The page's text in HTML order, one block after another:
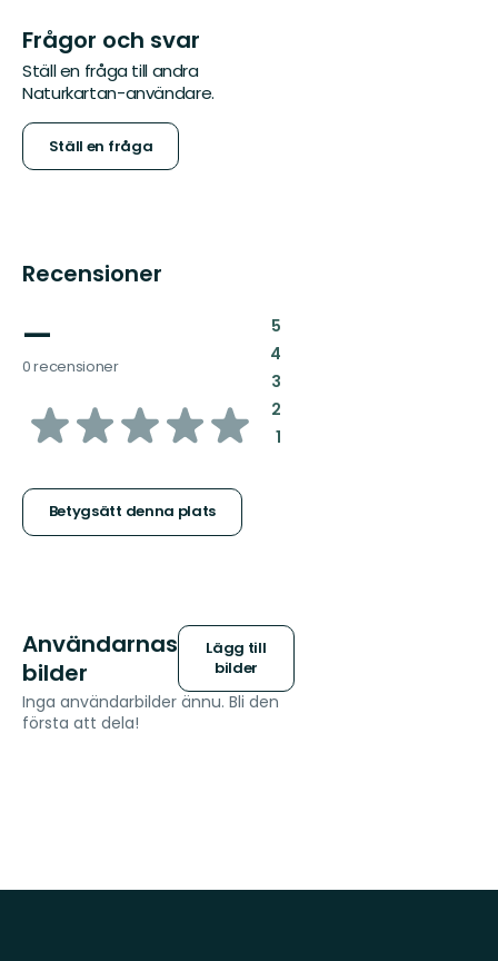
Frågor och svar
Ställ en fråga till andra
Naturkartan-användare.
Ställ en fråga
Recensioner
—
0 recensioner
av
stjärnor
Betygsätt denna plats
5:
4:
3:
2:
1:
Användarnas
bilder
Lägg till
bilder
Inga användarbilder ännu. Bli den
första att dela!